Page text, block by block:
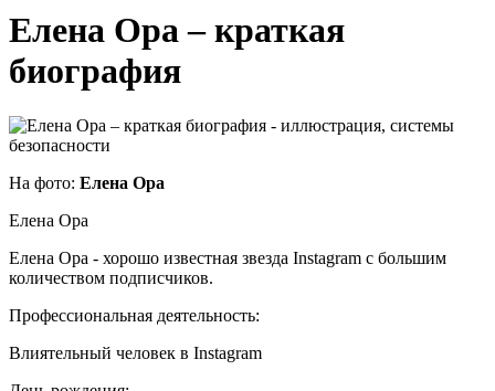
Елена Ора – краткая
биография
На фото: Елена Ора
Елена Ора
Елена Ора - хорошо известная звезда Instagram с большим
количеством подписчиков.
Профессиональная деятельность:
Влиятельный человек в Instagram